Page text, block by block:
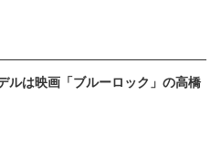
ルは映画「ブルーロック」の高橋